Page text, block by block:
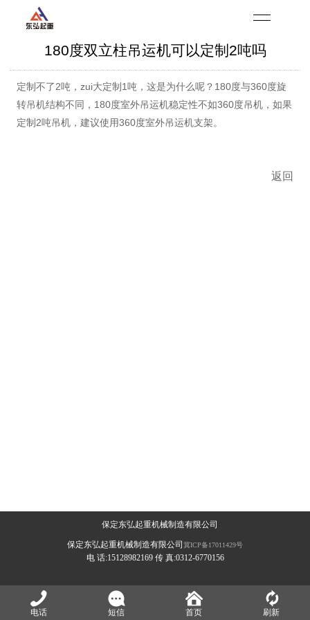
180度双立柱吊运机可以定制2吨吗
定制不了2吨，zui大定制1吨，这是为什么呢？180度与360度旋
转吊机结构不同，180度室外吊运机稳定性不如360度吊机，如果
定制2吨吊机，建议使用360度室外吊运机支架。
返回
保定东弘起重机械制造有限公司
保定东弘起重机械制造有限公司 冀ICP备17011429号
电 话:15128982169 传 真:0312-6770156
电话 短信 首页 刷新